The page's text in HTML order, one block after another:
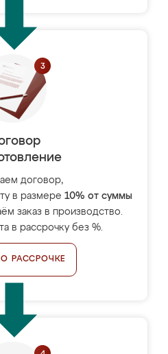
договор,
в размере 10% от суммы
заказ в производство.
в рассрочку без %.
РАССРОЧКЕ